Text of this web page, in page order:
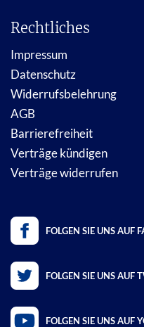
Rechtliches
Impressum
Datenschutz
Widerrufsbelehrung
AGB
Barrierefreiheit
Verträge kündigen
Verträge widerrufen
FOLGEN SIE UNS AUF
FOLGEN SIE UNS AUF
FOLGEN SIE UNS AUF